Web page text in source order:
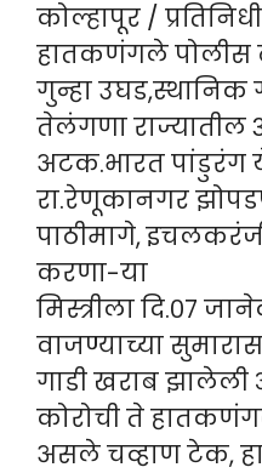
कोल्हापूर / प्रतिनिधी
हातकणंगले पोलीस
गुन्हा
तेलंगणा राज्यातील
अटक.भारत पांडुरंग
रा.रेणूकानगर
पाठीमागे,
करणा-या
मिस्त्रीला दि.०७
वाजण्याच्या
गाडी खराब
कोरोची ते
असले चव्हाण टेक,